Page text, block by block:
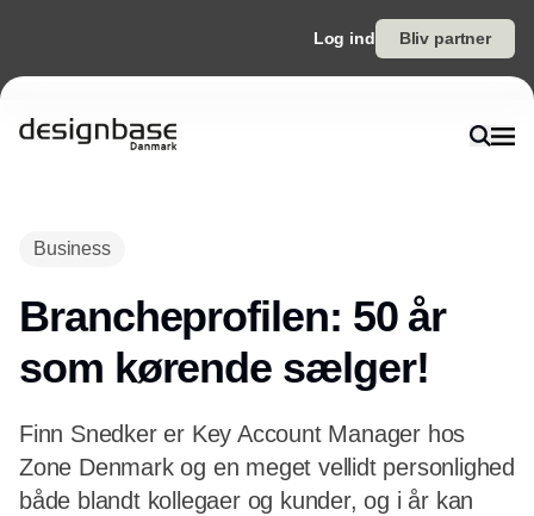
Log ind Bliv partner
Business
Brancheprofilen: 50 år
som kørende sælger!
Finn Snedker er Key Account Manager hos
Zone Denmark og en meget vellidt personlighed
både blandt kollegaer og kunder, og i år kan